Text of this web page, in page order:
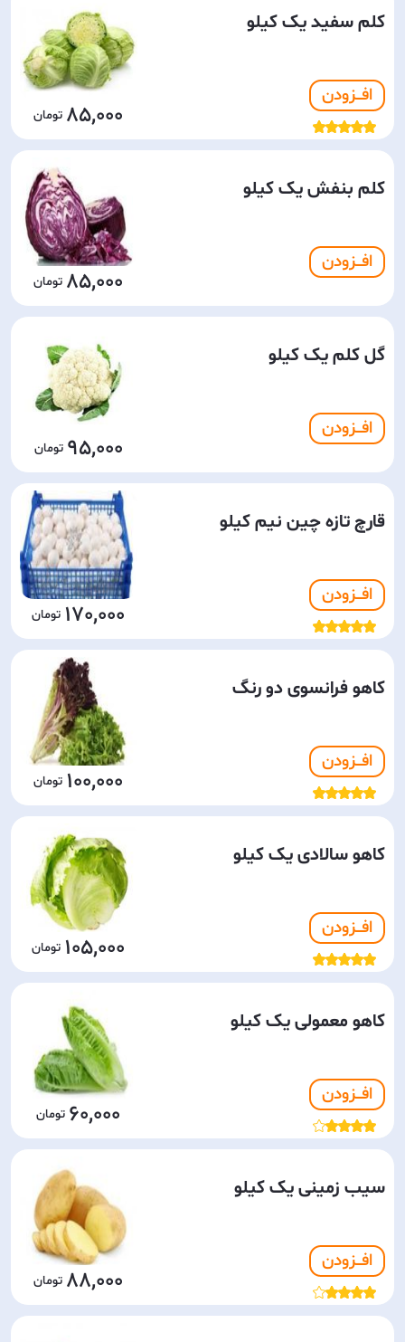
کلم سفید یک کیلو
افـــزودن
85,000
کلم بنفش یک کیلو
افـــزودن
85,000
گل کلم یک کیلو
افـــزودن
95,000
قارچ تازه چین نیم کیلو
افـــزودن
170,000
کاهو فرانسوی دو رنگ
افـــزودن
100,000
کاهو سالادی یک کیلو
افـــزودن
105,000
کاهو معمولی یک کیلو
افـــزودن
60,000
سیب زمینی یک کیلو
افـــزودن
88,000